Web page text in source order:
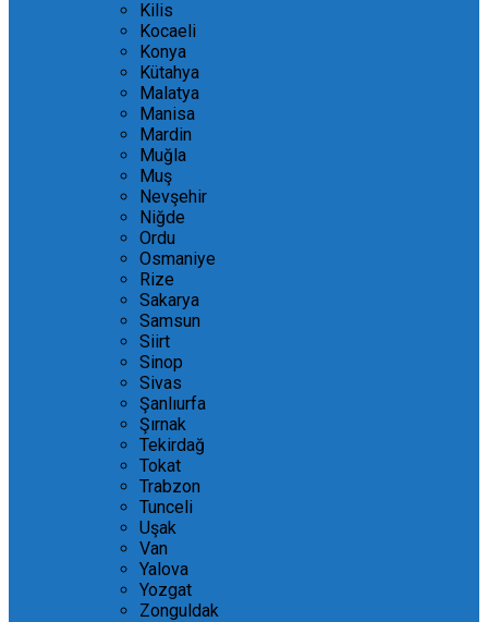
Kilis
Kocaeli
Konya
Kütahya
Malatya
Manisa
Mardin
Muğla
Muş
Nevşehir
Niğde
Ordu
Osmaniye
Rize
Sakarya
Samsun
Siirt
Sinop
Sivas
Şanlıurfa
Şırnak
Tekirdağ
Tokat
Trabzon
Tunceli
Uşak
Van
Yalova
Yozgat
Zonguldak